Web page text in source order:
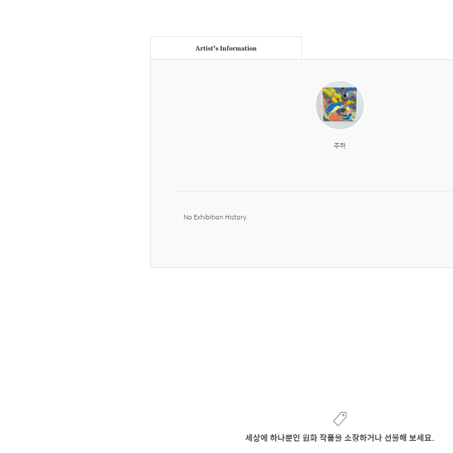
Artist's Information
주하
No Exhibition History.
세상에 하나뿐인 원화 작품을 소장하거나 선물해 보세요.